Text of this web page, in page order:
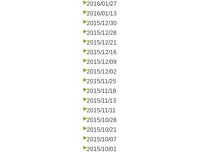
2016/01/27
2016/01/13
2015/12/30
2015/12/28
2015/12/21
2015/12/16
2015/12/09
2015/12/02
2015/11/25
2015/11/18
2015/11/13
2015/11/11
2015/10/28
2015/10/21
2015/10/07
2015/10/01